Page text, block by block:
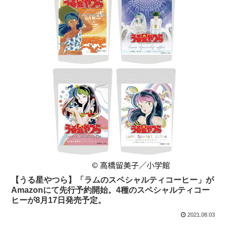
【うる星やつら】「ラムのスペシャルティコーヒー」が
Amazonにて先行予約開始。4種のスペシャルティコー
ヒーが8月17日発売予定。
2021.08.03